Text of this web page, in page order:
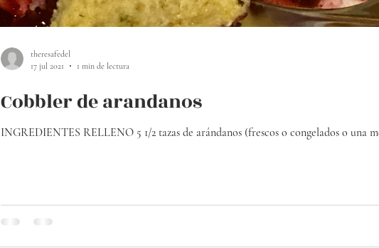
Cobbler de arandanos
INGREDIENTES RELLENO 5 1/2 tazas de arándanos (frescos o congelados o una
theresafedel
17 jul 2021
1 min de lectura